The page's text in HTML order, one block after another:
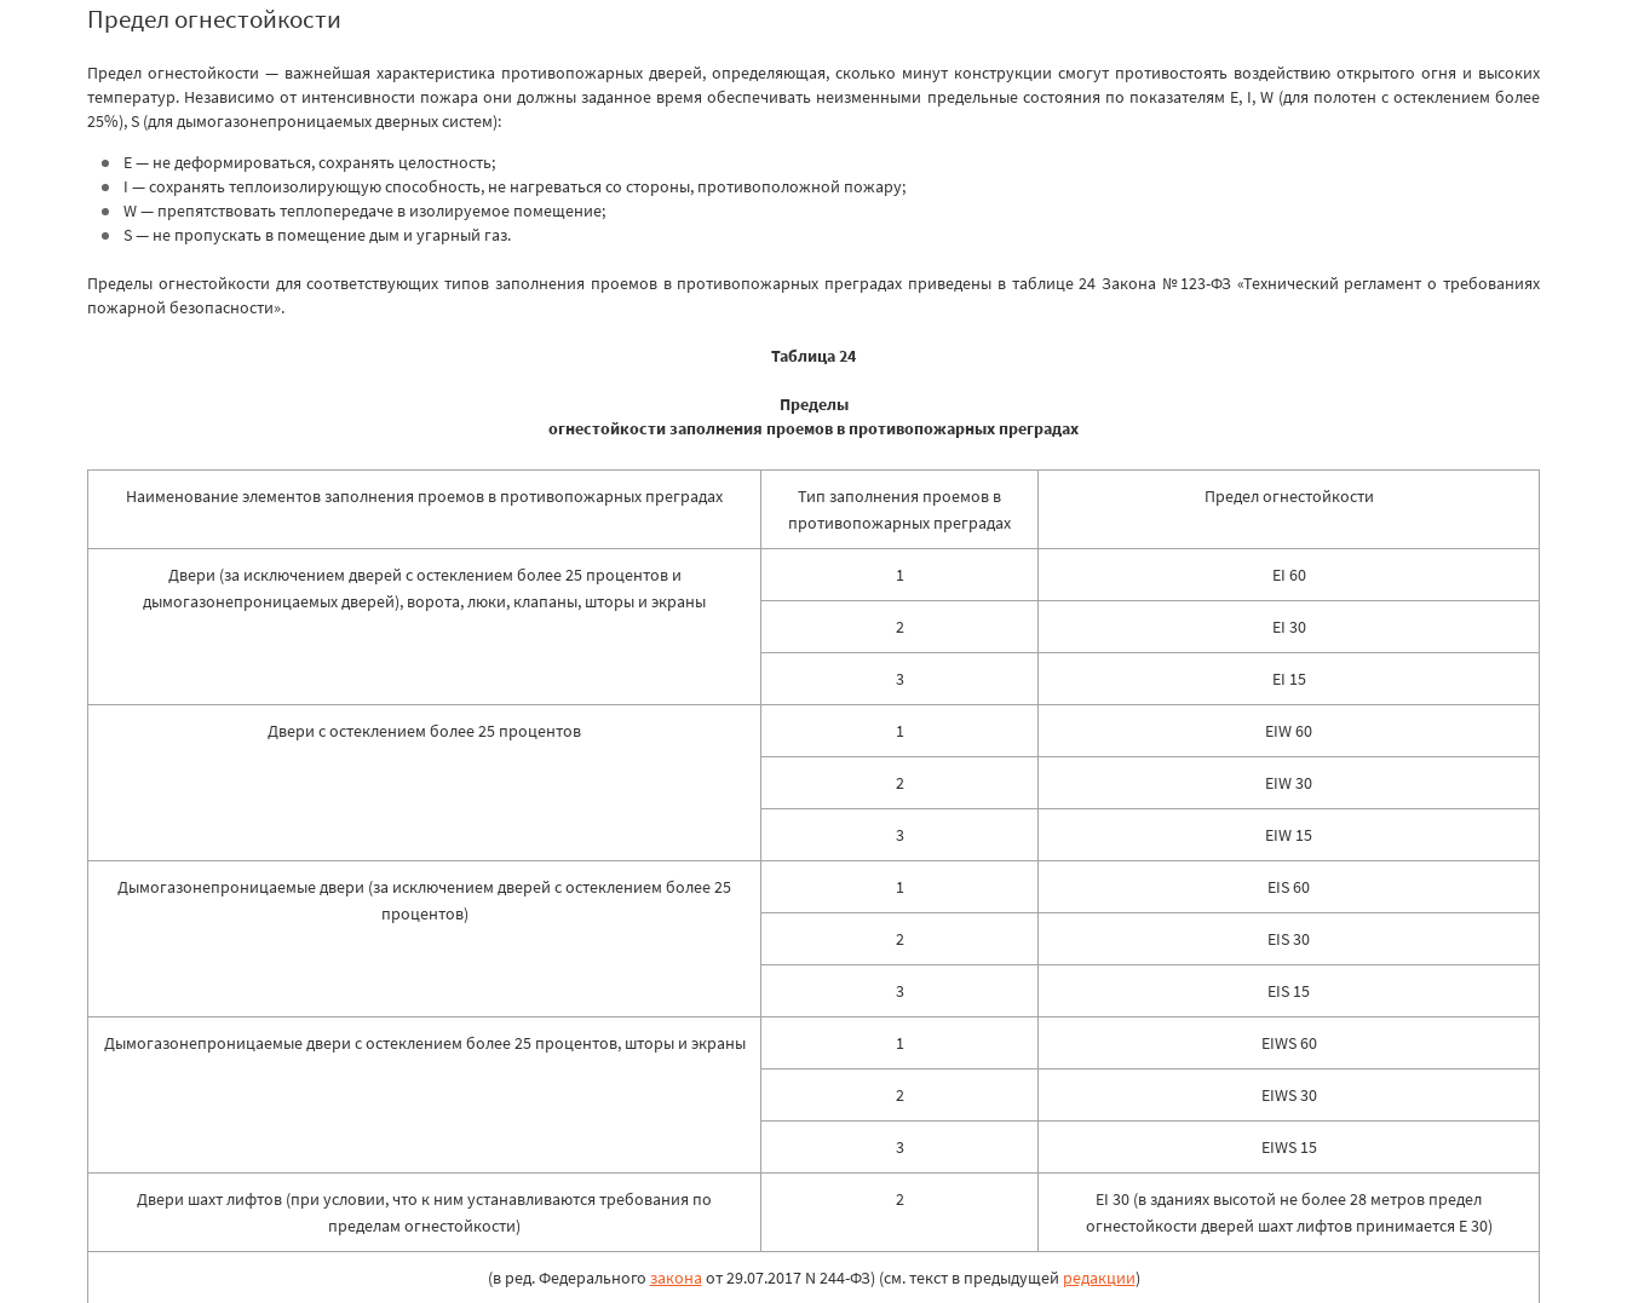
Предел огнестойкости
Предел огнестойкости — важнейшая характеристика противопожарных дверей, определяющая, сколько минут конструкции смогут противостоять воздействию открытого огня и высоких
температур. Независимо от интенсивности пожара они должны заданное время обеспечивать неизменными предельные состояния по показателям Е, I, W (для полотен с остеклением более
25%), S (для дымогазонепроницаемых дверных систем):
E — не деформироваться, сохранять целостность;
I — сохранять теплоизолирующую способность, не нагреваться со стороны, противоположной пожару;
W — препятствовать теплопередаче в изолируемое помещение;
S — не пропускать в помещение дым и угарный газ.
Пределы огнестойкости для соответствующих типов заполнения проемов в противопожарных преградах приведены в таблице 24 Закона №123-ФЗ «Технический регламент о требованиях
пожарной безопасности».
Таблица 24
Пределы
огнестойкости заполнения проемов в противопожарных преградах
Наименование элементов заполнения проемов в противопожарных преградах
Тип заполнения проемов в
противопожарных преградах
Предел огнестойкости
Двери (за исключением дверей с остеклением более 25 процентов и
дымогазонепроницаемых дверей), ворота, люки, клапаны, шторы и экраны
1 EI 60
2 EI 30
3 EI 15
Двери с остеклением более 25 процентов 1 EIW 60
2 EIW 30
3 EIW 15
Дымогазонепроницаемые двери (за исключением дверей с остеклением более 25
процентов)
1 EIS 60
2 EIS 30
3 EIS 15
Дымогазонепроницаемые двери с остеклением более 25 процентов, шторы и экраны 1 EIWS 60
2 EIWS 30
3 EIWS 15
Двери шахт лифтов (при условии, что к ним устанавливаются требования по
пределам огнестойкости)
2
EI 30 (в зданиях высотой не более 28 метров предел
огнестойкости дверей шахт лифтов принимается E 30)
(в ред. Федерального закона от 29.07.2017 N 244-ФЗ) (см. текст в предыдущей редакции)